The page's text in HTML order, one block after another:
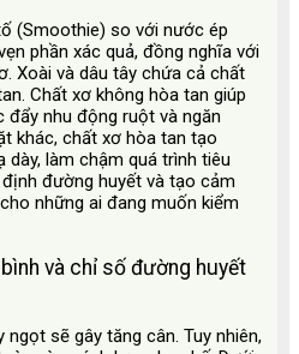
(Smoothie) so với nước ép
phần xác quả, đồng nghĩa với
Xoài và dâu tây chứa cả chất
Chất xơ không hòa tan giúp
đẩy nhu động ruột và ngăn
khác, chất xơ hòa tan tạo
làm chậm quá trình tiêu
đường huyết và tạo cảm
những ai đang muốn kiểm
và chỉ số đường huyết
ngọt sẽ gây tăng cân. Tuy nhiên,